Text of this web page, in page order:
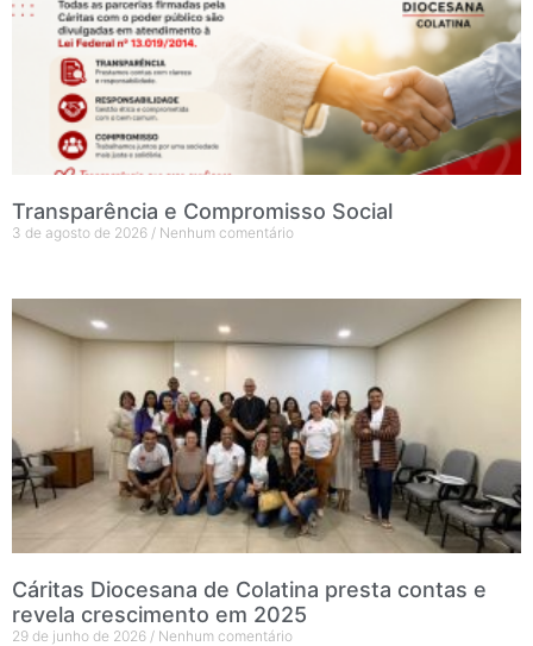
Transparência e Compromisso Social
3 de agosto de 2026 Nenhum comentário
Cáritas Diocesana de Colatina presta contas e
revela crescimento em 2025
29 de junho de 2026 Nenhum comentário